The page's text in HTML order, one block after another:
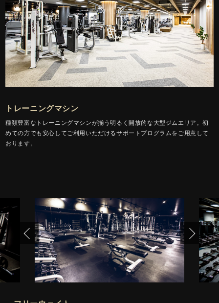
トレーニングマシン
種類豊富なトレーニングマシンが揃う明るく開放的な大型ジムエリア。初
めての方でも安心してご利用いただけるサポートプログラムをご用意して
おります。